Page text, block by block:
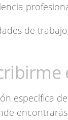
de
específica